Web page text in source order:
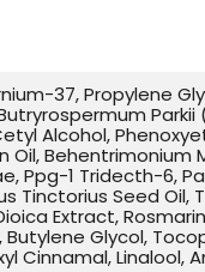
37, Propylene
Alcohol,
Oil,
Ppg-1 Tridecth-6,
Tinctorius Seed Oil,
Extract,
Butylene Glycol,
Cinnamal, Linalool,